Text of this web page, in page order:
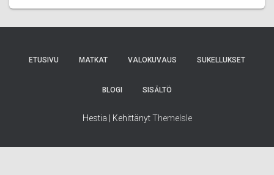
ETUSIVU MATKAT VALOKUVAUS SUKELLUKSET
BLOGI SISÄLTÖ
Hestia | KehittänytThemeIsle